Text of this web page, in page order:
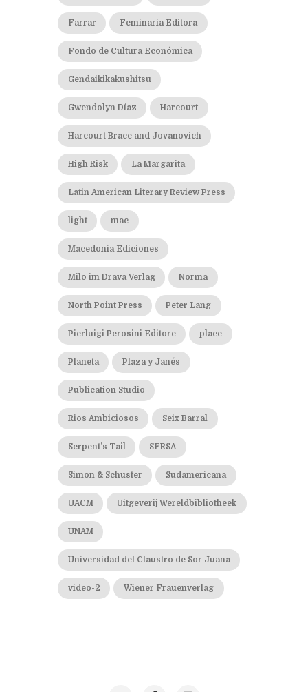
Farrar Feminaria Editora
Fondo de Cultura Económica
Gendaikikakushitsu
Gwendolyn Díaz Harcourt
Harcourt Brace and Jovanovich
High Risk La Margarita
Latin American Literary Review Press
light mac
Macedonia Ediciones
Milo im Drava Verlag Norma
North Point Press Peter Lang
Pierluigi Perosini Editore place
Planeta Plaza y Janés
Publication Studio
Rios Ambiciosos Seix Barral
Serpent’s Tail SERSA
Simon & Schuster Sudamericana
UACM Uitgeverij Wereldbibliotheek
UNAM
Universidad del Claustro de Sor Juana
video-2 Wiener Frauenverlag